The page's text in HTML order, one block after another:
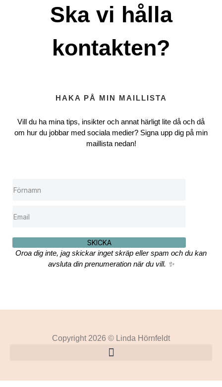
Ska vi hålla
kontakten?
HAKA PÅ MIN MAILLISTA
Vill du ha mina tips, insikter och annat härligt lite då och då
om hur du jobbar med sociala medier? Signa upp dig på min
maillista nedan!
SKICKA
Oroa dig inte, jag skickar inget skräp eller spam och du kan
avsluta din prenumeration när du vill. ✨
Copyright 2026 © Linda Hörnfeldt